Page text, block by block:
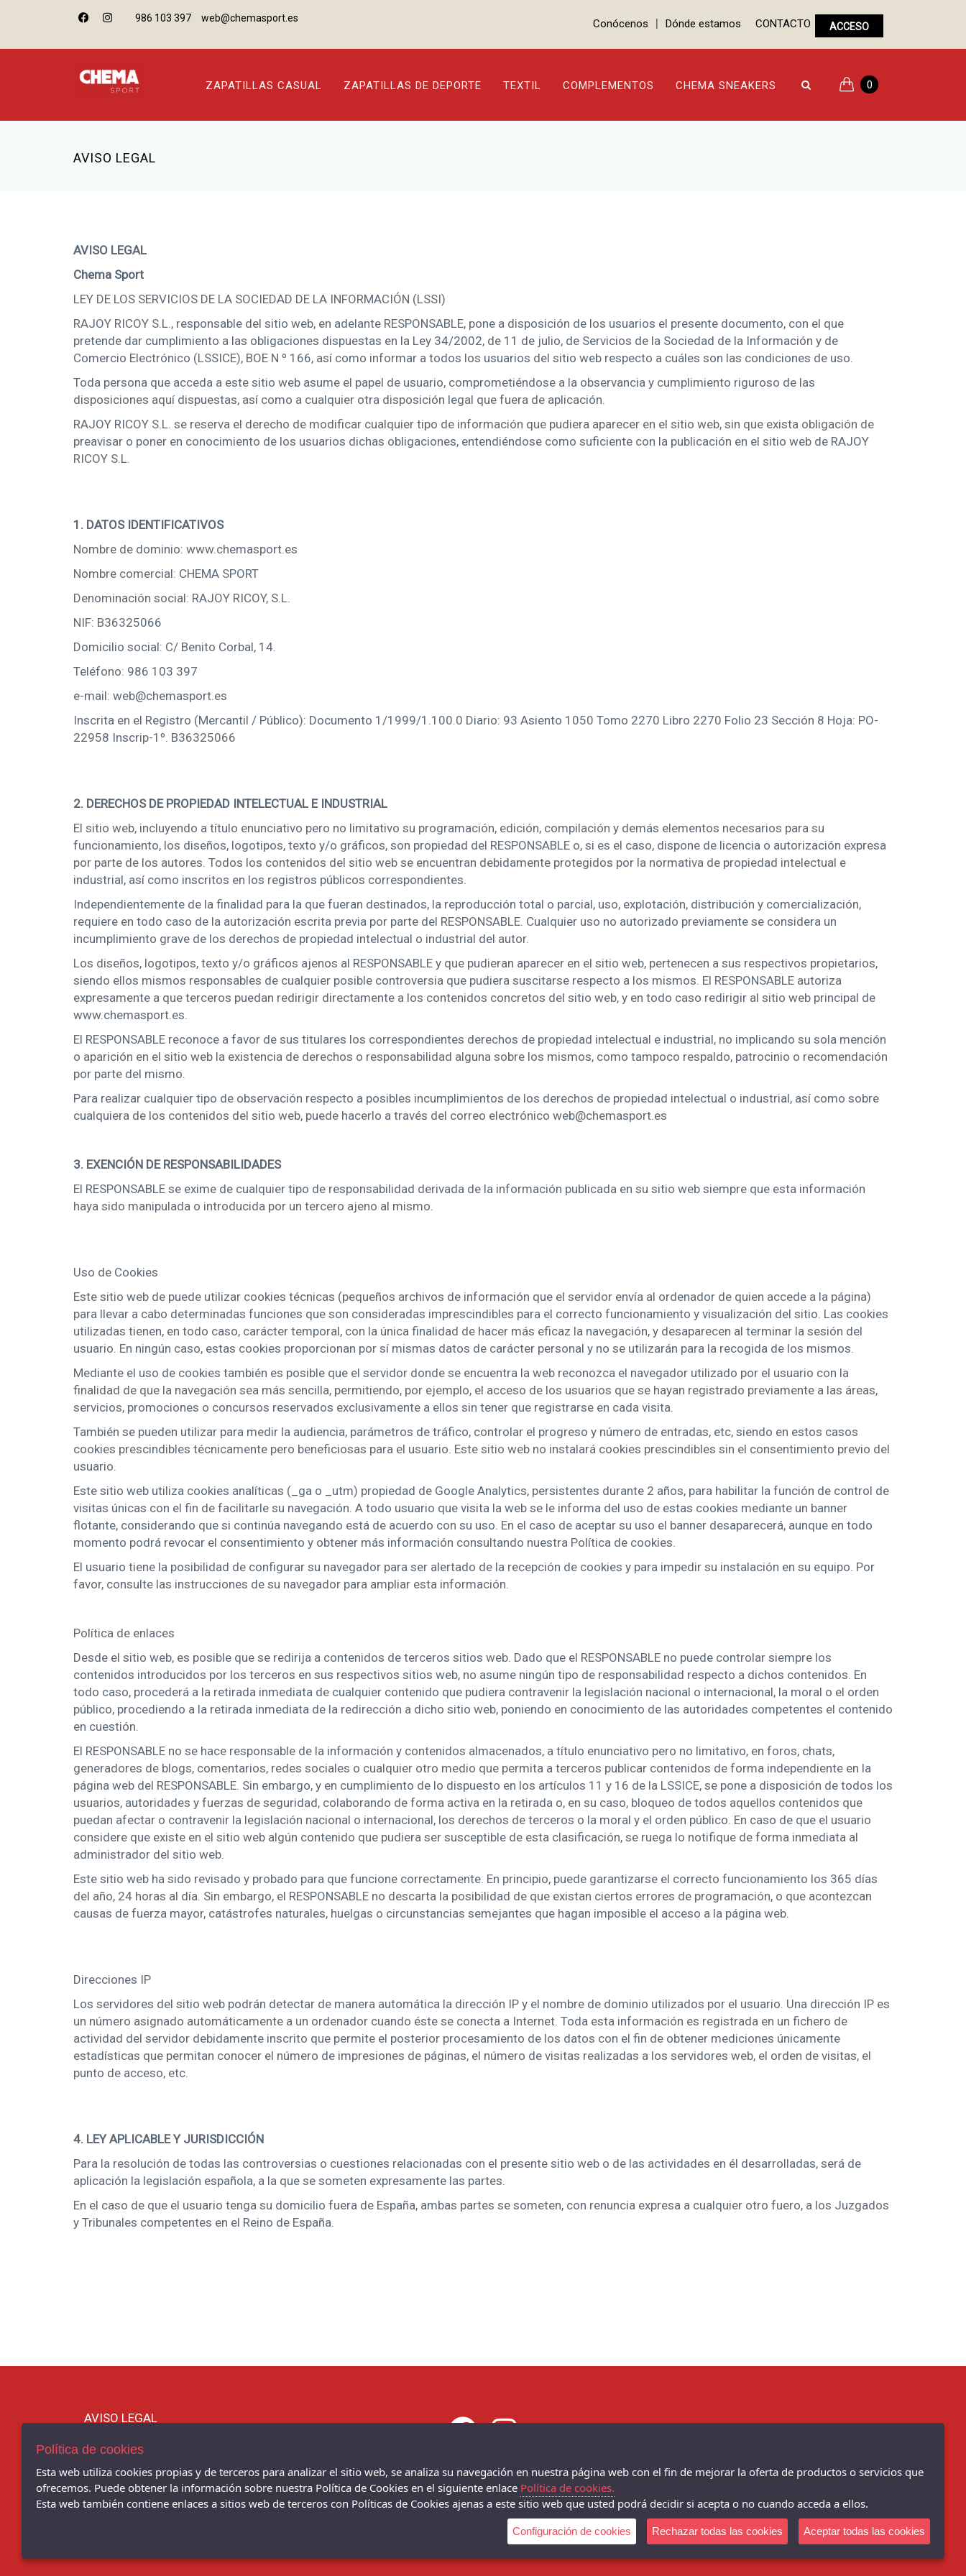
986 103 397 web@chemasport.es Conócenos | Dónde estamos CONTACTO ACCESO
ZAPATILLAS CASUAL ZAPATILLAS DE DEPORTE TEXTIL COMPLEMENTOS CHEMA SNEAKERS 0
AVISO LEGAL
AVISO LEGAL
Chema Sport
LEY DE LOS SERVICIOS DE LA SOCIEDAD DE LA INFORMACIÓN (LSSI)
RAJOY RICOY S.L., responsable del sitio web, en adelante RESPONSABLE, pone a disposición de los usuarios el presente documento, con el que
pretende dar cumplimiento a las obligaciones dispuestas en la Ley 34/2002, de 11 de julio, de Servicios de la Sociedad de la Información y de
Comercio Electrónico (LSSICE), BOE N º 166, así como informar a todos los usuarios del sitio web respecto a cuáles son las condiciones de uso.
Toda persona que acceda a este sitio web asume el papel de usuario, comprometiéndose a la observancia y cumplimiento riguroso de las
disposiciones aquí dispuestas, así como a cualquier otra disposición legal que fuera de aplicación.
RAJOY RICOY S.L. se reserva el derecho de modificar cualquier tipo de información que pudiera aparecer en el sitio web, sin que exista obligación de
preavisar o poner en conocimiento de los usuarios dichas obligaciones, entendiéndose como suficiente con la publicación en el sitio web de RAJOY
RICOY S.L.
1. DATOS IDENTIFICATIVOS
Nombre de dominio: www.chemasport.es
Nombre comercial: CHEMA SPORT
Denominación social: RAJOY RICOY, S.L.
NIF: B36325066
Domicilio social: C/ Benito Corbal, 14.
Teléfono: 986 103 397
e-mail: web@chemasport.es
Inscrita en el Registro (Mercantil / Público): Documento 1/1999/1.100.0 Diario: 93 Asiento 1050 Tomo 2270 Libro 2270 Folio 23 Sección 8 Hoja: PO-
22958 Inscrip-1º. B36325066
2. DERECHOS DE PROPIEDAD INTELECTUAL E INDUSTRIAL
El sitio web, incluyendo a título enunciativo pero no limitativo su programación, edición, compilación y demás elementos necesarios para su
funcionamiento, los diseños, logotipos, texto y/o gráficos, son propiedad del RESPONSABLE o, si es el caso, dispone de licencia o autorización expresa
por parte de los autores. Todos los contenidos del sitio web se encuentran debidamente protegidos por la normativa de propiedad intelectual e
industrial, así como inscritos en los registros públicos correspondientes.
Independientemente de la finalidad para la que fueran destinados, la reproducción total o parcial, uso, explotación, distribución y comercialización,
requiere en todo caso de la autorización escrita previa por parte del RESPONSABLE. Cualquier uso no autorizado previamente se considera un
incumplimiento grave de los derechos de propiedad intelectual o industrial del autor.
Los diseños, logotipos, texto y/o gráficos ajenos al RESPONSABLE y que pudieran aparecer en el sitio web, pertenecen a sus respectivos propietarios,
siendo ellos mismos responsables de cualquier posible controversia que pudiera suscitarse respecto a los mismos. El RESPONSABLE autoriza
expresamente a que terceros puedan redirigir directamente a los contenidos concretos del sitio web, y en todo caso redirigir al sitio web principal de
www.chemasport.es.
El RESPONSABLE reconoce a favor de sus titulares los correspondientes derechos de propiedad intelectual e industrial, no implicando su sola mención
o aparición en el sitio web la existencia de derechos o responsabilidad alguna sobre los mismos, como tampoco respaldo, patrocinio o recomendación
por parte del mismo.
Para realizar cualquier tipo de observación respecto a posibles incumplimientos de los derechos de propiedad intelectual o industrial, así como sobre
cualquiera de los contenidos del sitio web, puede hacerlo a través del correo electrónico web@chemasport.es
3. EXENCIÓN DE RESPONSABILIDADES
El RESPONSABLE se exime de cualquier tipo de responsabilidad derivada de la información publicada en su sitio web siempre que esta información
haya sido manipulada o introducida por un tercero ajeno al mismo.
Uso de Cookies
Este sitio web de puede utilizar cookies técnicas (pequeños archivos de información que el servidor envía al ordenador de quien accede a la página)
para llevar a cabo determinadas funciones que son consideradas imprescindibles para el correcto funcionamiento y visualización del sitio. Las cookies
utilizadas tienen, en todo caso, carácter temporal, con la única finalidad de hacer más eficaz la navegación, y desaparecen al terminar la sesión del
usuario. En ningún caso, estas cookies proporcionan por sí mismas datos de carácter personal y no se utilizarán para la recogida de los mismos.
Mediante el uso de cookies también es posible que el servidor donde se encuentra la web reconozca el navegador utilizado por el usuario con la
finalidad de que la navegación sea más sencilla, permitiendo, por ejemplo, el acceso de los usuarios que se hayan registrado previamente a las áreas,
servicios, promociones o concursos reservados exclusivamente a ellos sin tener que registrarse en cada visita.
También se pueden utilizar para medir la audiencia, parámetros de tráfico, controlar el progreso y número de entradas, etc, siendo en estos casos
cookies prescindibles técnicamente pero beneficiosas para el usuario. Este sitio web no instalará cookies prescindibles sin el consentimiento previo del
usuario.
Este sitio web utiliza cookies analíticas (_ga o _utm) propiedad de Google Analytics, persistentes durante 2 años, para habilitar la función de control de
visitas únicas con el fin de facilitarle su navegación. A todo usuario que visita la web se le informa del uso de estas cookies mediante un banner
flotante, considerando que si continúa navegando está de acuerdo con su uso. En el caso de aceptar su uso el banner desaparecerá, aunque en todo
momento podrá revocar el consentimiento y obtener más información consultando nuestra Política de cookies.
El usuario tiene la posibilidad de configurar su navegador para ser alertado de la recepción de cookies y para impedir su instalación en su equipo. Por
favor, consulte las instrucciones de su navegador para ampliar esta información.
Política de enlaces
Desde el sitio web, es posible que se redirija a contenidos de terceros sitios web. Dado que el RESPONSABLE no puede controlar siempre los
contenidos introducidos por los terceros en sus respectivos sitios web, no asume ningún tipo de responsabilidad respecto a dichos contenidos. En
todo caso, procederá a la retirada inmediata de cualquier contenido que pudiera contravenir la legislación nacional o internacional, la moral o el orden
público, procediendo a la retirada inmediata de la redirección a dicho sitio web, poniendo en conocimiento de las autoridades competentes el contenido
en cuestión.
El RESPONSABLE no se hace responsable de la información y contenidos almacenados, a título enunciativo pero no limitativo, en foros, chats,
generadores de blogs, comentarios, redes sociales o cualquier otro medio que permita a terceros publicar contenidos de forma independiente en la
página web del RESPONSABLE. Sin embargo, y en cumplimiento de lo dispuesto en los artículos 11 y 16 de la LSSICE, se pone a disposición de todos los
usuarios, autoridades y fuerzas de seguridad, colaborando de forma activa en la retirada o, en su caso, bloqueo de todos aquellos contenidos que
puedan afectar o contravenir la legislación nacional o internacional, los derechos de terceros o la moral y el orden público. En caso de que el usuario
considere que existe en el sitio web algún contenido que pudiera ser susceptible de esta clasificación, se ruega lo notifique de forma inmediata al
administrador del sitio web.
Este sitio web ha sido revisado y probado para que funcione correctamente. En principio, puede garantizarse el correcto funcionamiento los 365 días
del año, 24 horas al día. Sin embargo, el RESPONSABLE no descarta la posibilidad de que existan ciertos errores de programación, o que acontezcan
causas de fuerza mayor, catástrofes naturales, huelgas o circunstancias semejantes que hagan imposible el acceso a la página web.
Direcciones IP
Los servidores del sitio web podrán detectar de manera automática la dirección IP y el nombre de dominio utilizados por el usuario. Una dirección IP es
un número asignado automáticamente a un ordenador cuando éste se conecta a Internet. Toda esta información es registrada en un fichero de
actividad del servidor debidamente inscrito que permite el posterior procesamiento de los datos con el fin de obtener mediciones únicamente
estadísticas que permitan conocer el número de impresiones de páginas, el número de visitas realizadas a los servidores web, el orden de visitas, el
punto de acceso, etc.
4. LEY APLICABLE Y JURISDICCIÓN
Para la resolución de todas las controversias o cuestiones relacionadas con el presente sitio web o de las actividades en él desarrolladas, será de
aplicación la legislación española, a la que se someten expresamente las partes.
En el caso de que el usuario tenga su domicilio fuera de España, ambas partes se someten, con renuncia expresa a cualquier otro fuero, a los Juzgados
y Tribunales competentes en el Reino de España.
AVISO LEGAL
ENVÍOS Y DEVOLUCIONES
POLÍTICA DE PRIVACIDAD
Chema Sport - C/ BENITO CORBAL, 14, PONTEVEDRA - 36001
(Pontevedra)
Chema Sneakers - C/ DANIEL DE LA SOTA, 9, - 36001
(Pontevedra)
Política de cookies
Esta web utiliza cookies propias y de terceros para analizar el sitio web, se analiza su navegación en nuestra página web con el fin de mejorar la oferta de productos o servicios que
ofrecemos. Puede obtener la información sobre nuestra Política de Cookies en el siguiente enlace Política de cookies.
Esta web también contiene enlaces a sitios web de terceros con Políticas de Cookies ajenas a este sitio web que usted podrá decidir si acepta o no cuando acceda a ellos.
Configuración de cookies Rechazar todas las cookies Aceptar todas las cookies